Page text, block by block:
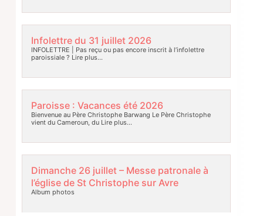
Infolettre du 31 juillet 2026
INFOLETTRE | Pas reçu ou pas encore inscrit à l’infolettre
paroissiale ? Lire plus…
Paroisse : Vacances été 2026
Bienvenue au Père Christophe Barwang Le Père Christophe
vient du Cameroun, duLire plus…
Dimanche 26 juillet – Messe patronale à
l’église de St Christophe sur Avre
Album photos